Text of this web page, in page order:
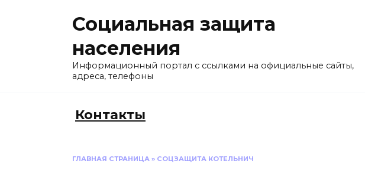
Социальная защита
населения
Информационный портал с ссылками на официальные сайты,
адреса, телефоны
Контакты
ГЛАВНАЯ СТРАНИЦА » СОЦЗАЩИТА КОТЕЛЬНИЧ